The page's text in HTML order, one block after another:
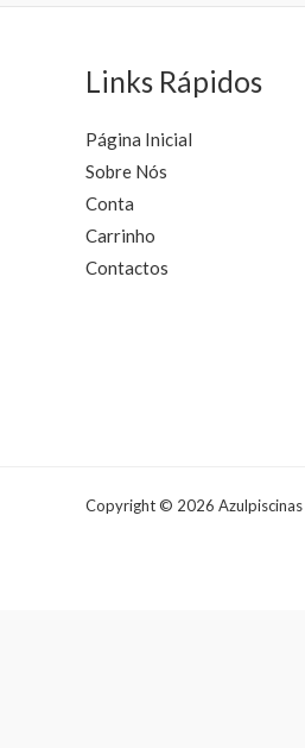
Links Rápidos
Página Inicial
Sobre Nós
Conta
Carrinho
Contactos
Copyright © 2026 Azulpiscinas